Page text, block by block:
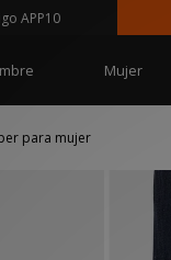
Mujer
para mujer